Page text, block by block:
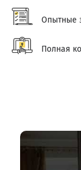
Опытные
Полная